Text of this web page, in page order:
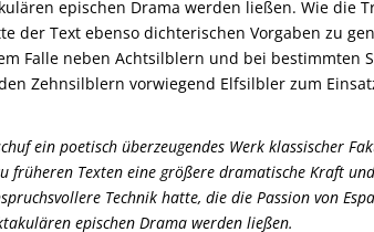
epischen Drama werden ließen. Wie die
der Text ebenso dichterischen Vorgaben zu
Falle neben Achtsilblern und bei bestimmten
Zehnsilblern vorwiegend Elfsilbler zum
ein poetisch überzeugendes Werk klassischer
früheren Texten eine größere dramatische Kraft
Technik hatte, die die Passion von
epischen Drama werden ließen.